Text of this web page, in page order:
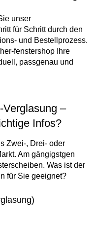
unser
für Schritt durch den
und Bestellprozess.
fenstershop Ihre
passgenau und
–
Infos?
Zwei-, Drei- oder
Am gängigstgen
Was ist der
für Sie geeignet?